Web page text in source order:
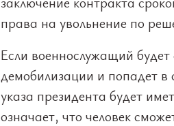
права на увольнение по
Если военнослужащий будет
демобилизации и попадет в
указа президента будет
означает, что человек